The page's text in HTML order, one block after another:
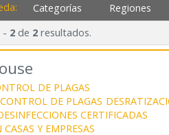
Categorías Regiones
- 2de 2resultados.
DE PLAGAS
DE PLAGAS
CERTIFICADAS
Y EMPRESAS